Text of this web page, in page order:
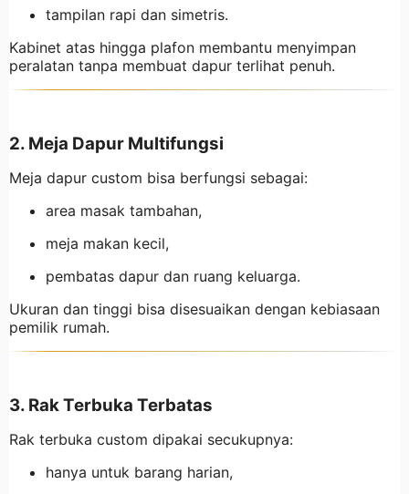
tampilan rapi dan simetris.
Kabinet atas hingga plafon membantu menyimpan
peralatan tanpa membuat dapur terlihat penuh.
2. Meja Dapur Multifungsi
Meja dapur custom bisa berfungsi sebagai:
area masak tambahan,
meja makan kecil,
pembatas dapur dan ruang keluarga.
Ukuran dan tinggi bisa disesuaikan dengan kebiasaan
pemilik rumah.
3. Rak Terbuka Terbatas
Rak terbuka custom dipakai secukupnya:
hanya untuk barang harian,